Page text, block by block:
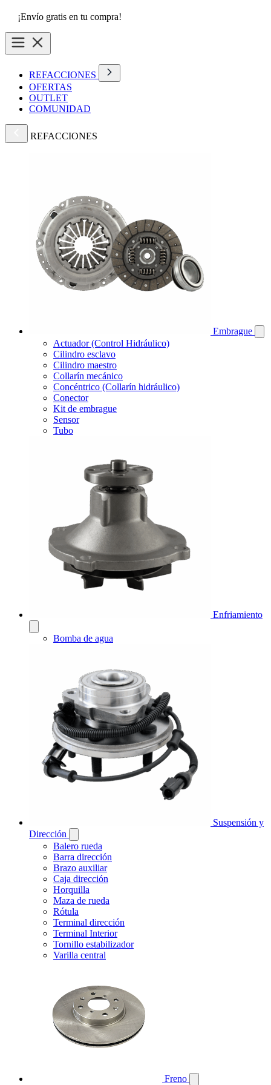
¡Envío gratis en tu compra!
REFACCIONES
OFERTAS
OUTLET
COMUNIDAD
REFACCIONES
Embrague
Actuador (Control Hidráulico)
Cilindro esclavo
Cilindro maestro
Collarín mecánico
Concéntrico (Collarín hidráulico)
Conector
Kit de embrague
Sensor
Tubo
Enfriamiento
Bomba de agua
Suspensión y
Dirección
Balero rueda
Barra dirección
Brazo auxiliar
Caja dirección
Horquilla
Maza de rueda
Rótula
Terminal dirección
Terminal Interior
Tornillo estabilizador
Varilla central
Freno